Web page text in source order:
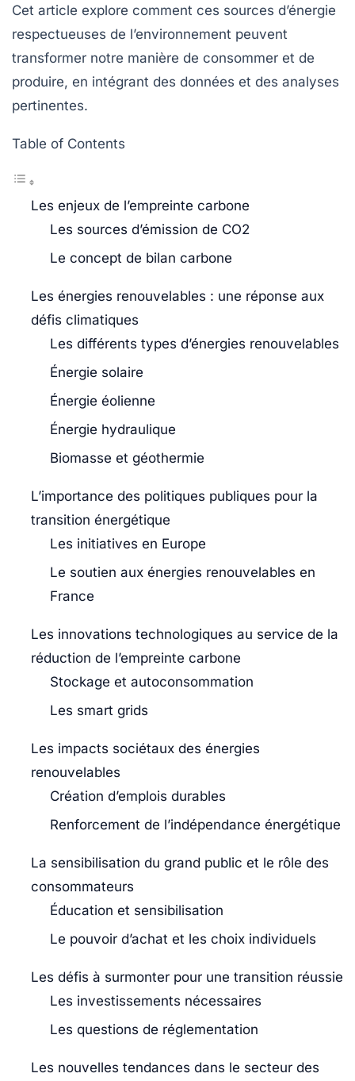
Cet article explore comment ces sources d’énergie
respectueuses de l’environnement peuvent
transformer notre manière de consommer et de
produire, en intégrant des données et des analyses
pertinentes.
Table of Contents
Les enjeux de l’empreinte carbone
Les sources d’émission de CO2
Le concept de bilan carbone
Les énergies renouvelables : une réponse aux
défis climatiques
Les différents types d’énergies renouvelables
Énergie solaire
Énergie éolienne
Énergie hydraulique
Biomasse et géothermie
L’importance des politiques publiques pour la
transition énergétique
Les initiatives en Europe
Le soutien aux énergies renouvelables en
France
Les innovations technologiques au service de la
réduction de l’empreinte carbone
Stockage et autoconsommation
Les smart grids
Les impacts sociétaux des énergies
renouvelables
Création d’emplois durables
Renforcement de l’indépendance énergétique
La sensibilisation du grand public et le rôle des
consommateurs
Éducation et sensibilisation
Le pouvoir d’achat et les choix individuels
Les défis à surmonter pour une transition réussie
Les investissements nécessaires
Les questions de réglementation
Les nouvelles tendances dans le secteur des